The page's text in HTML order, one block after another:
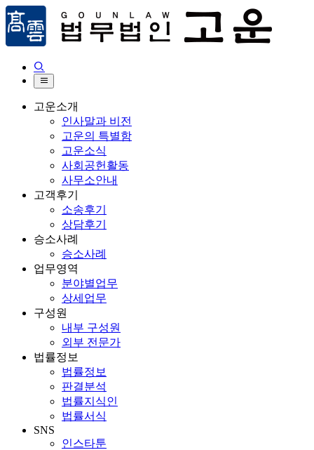


고운소개
인사말과 비전
고운의 특별함
고운소식
사회공헌활동
사무소안내
고객후기
소송후기
상담후기
승소사례
승소사례
업무영역
분야별업무
상세업무
구성원
내부 구성원
외부 전문가
법률정보
법률정보
판결분석
법률지식인
법률서식
SNS
인스타툰